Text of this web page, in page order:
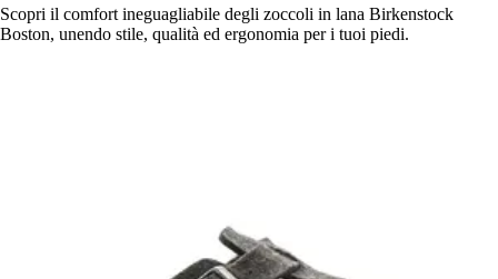
Scopri il comfort ineguagliabile degli zoccoli in lana Birkenstock
Boston, unendo stile, qualità ed ergonomia per i tuoi piedi.